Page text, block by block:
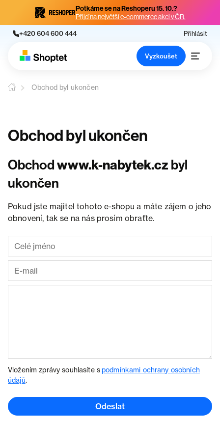
Potkáme se na Reshoperu 15. 10.?
Přijď na největší e-commerce akci v ČR.
+420 604 600 444 Přihlásit
Vyzkoušet
Obchod byl ukončen
Obchod byl ukončen
Obchodwww.k-nabytek.cz byl
ukončen
Pokud jste majitel tohoto e-shopu a máte zájem o jeho
obnovení, tak se na nás prosím obraťte.
Vložením zprávy souhlasíte spodmínkami ochrany osobních
údajů.
Odeslat